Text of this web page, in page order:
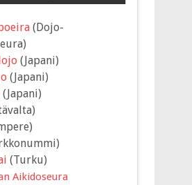
(Dojo-
(Japani)
(Japani)
(Japani)
(Turku)
Aikidoseura